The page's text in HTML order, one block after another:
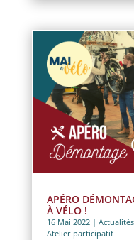
APÉRO
À VÉLO !
16 Mai 2022| Actualités
Atelier participatif